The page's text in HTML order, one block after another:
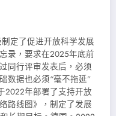
定了促进开放科学发展
录，要求在2025年底前
同行评审发表后，必须
数据也必须“毫不拖延”
2022年部署了支持开放
路线图》，制定了发展